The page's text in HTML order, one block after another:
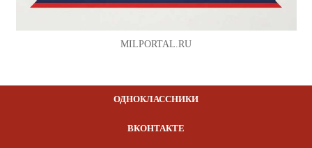
MILPORTAL.RU
ОДНОКЛАССНИКИ
ВКОНТАКТЕ